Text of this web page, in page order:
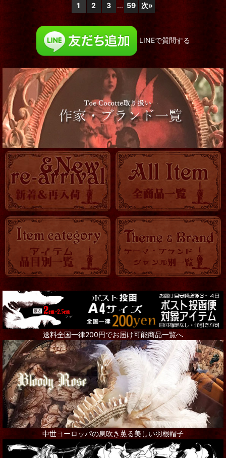
1 2 3 ... 59 次»
LINEで質問する
送料全国一律200円でお届け可能商品一覧へ
中世ヨーロッパの息吹き薫る美しい羽根帽子